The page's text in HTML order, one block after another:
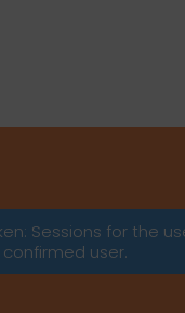
Sessions for the
user.